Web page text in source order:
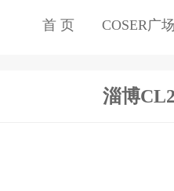
首 页 COSER广
淄博